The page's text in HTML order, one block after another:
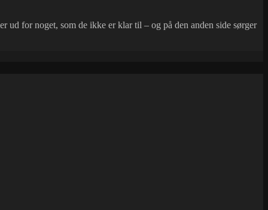
ud for noget, som de ikke er klar til – og på den anden side sørger